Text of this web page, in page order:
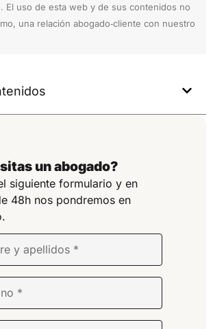
El uso de esta web y de sus contenidos no
una relación abogado‑cliente con nuestro
un abogado?
siguiente formulario y en
48h nos pondremos en